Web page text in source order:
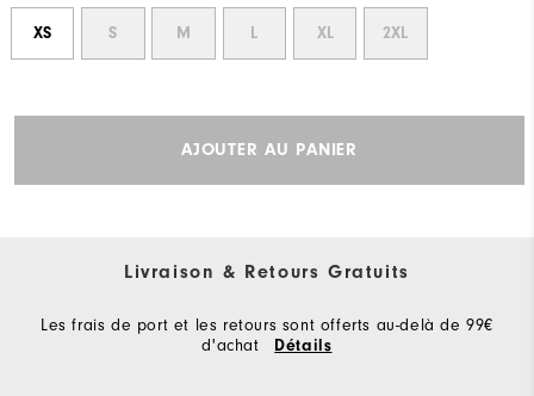
XS S M L XL 2XL
AJOUTER AU PANIER
Livraison & Retours Gratuits
Les frais de port et les retours sont offerts au-delà de 99€
d'achat
Détails